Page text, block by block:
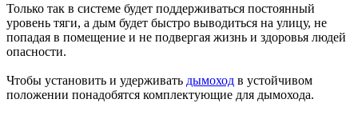
Только так в системе будет поддерживаться постоянный
уровень тяги, а дым будет быстро выводиться на улицу, не
попадая в помещение и не подвергая жизнь и здоровья людей
опасности.
Чтобы установить и удерживать дымоход в устойчивом
положении понадобятся комплектующие для дымохода.